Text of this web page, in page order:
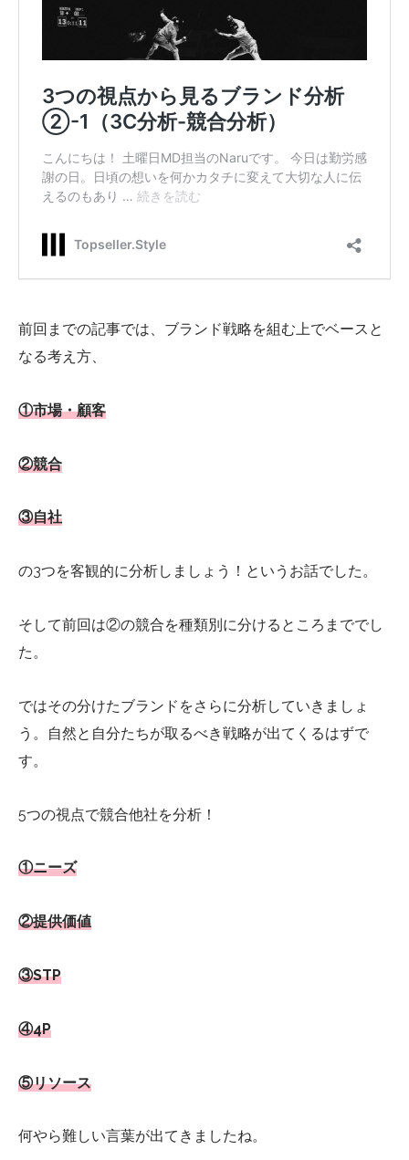
前回までの記事では、ブランド戦略を組む上でベースと
なる考え方、
①市場・顧客
②競合
③自社
の3つを客観的に分析しましょう！というお話でした。
そして前回は②の競合を種類別に分けるところまででし
た。
ではその分けたブランドをさらに分析していきましょ
う。自然と自分たちが取るべき戦略が出てくるはずで
す。
5つの視点で競合他社を分析！
①ニーズ
②提供価値
③STP
④4P
⑤リソース
何やら難しい言葉が出てきましたね。